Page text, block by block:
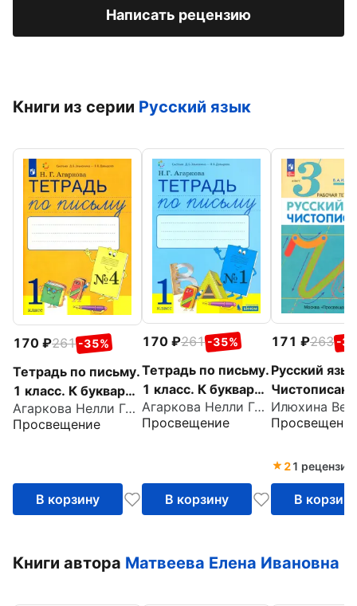
Написать рецензию
Книги из серии Русский язык
170 261 -35%
Тетрадь по письму.
1 класс. К букварю
Л. И. Тимченко.
Часть 4. ФГОС
Агаркова Нелли Георгиевна
Просвещение
В корзину
170 261 -35%
Тетрадь по письму.
1 класс. К букварю
Л. И. Тимченко.
Часть 1. ФГОС
Агаркова Нелли Георгиевна
Просвещение
В корзину
171 263 -
Русский
класс.
тетрадь.
21 рецензия
В корзину
Книги автора Матвеева Елена Ивановна